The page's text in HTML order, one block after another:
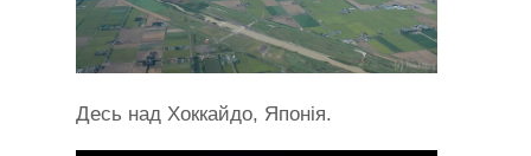
Десь над Хоккайдо, Японія.